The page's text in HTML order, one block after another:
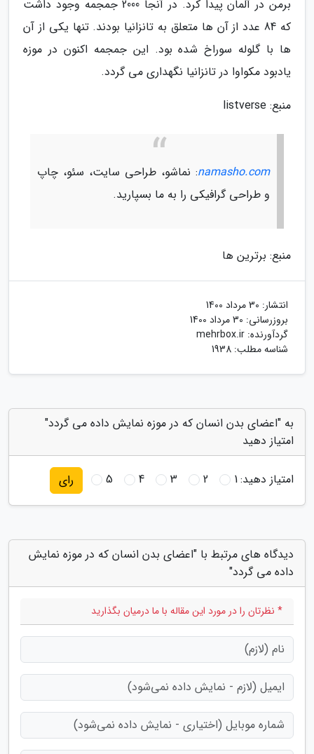
برمن در آلمان پیدا کرد. در آنجا 2000 جمجمه وجود داشت
که 84 عدد از آن ها متعلق به تانزانیا بودند. تنها یکی از آن
ها با گلوله سوراخ شده بود. این جمجمه اکنون در موزه
یادبود مکواوا در تانزانیا نگهداری می گردد.
منبع: listverse
namasho.com: نماشو، طراحی سایت، سئو، چاپ
و طراحی گرافیکی را به ما بسپارید.
منبع: برترین ها
انتشار: 30 مرداد 1400
بروزرسانی: 30 مرداد 1400
گردآورنده: mehrbox.ir
شناسه مطلب: 1938
به "اعضای بدن انسان که در موزه نمایش داده می گردد"
امتیاز دهید
امتیاز دهید:1
2
3
4
5 رای
دیدگاه های مرتبط با "اعضای بدن انسان که در موزه نمایش
داده می گردد"
* نظرتان را در مورد این مقاله با ما درمیان بگذارید